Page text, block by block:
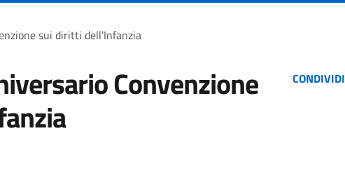
sui diritti dell’Infanzia
Convenzione CONDIVIDI